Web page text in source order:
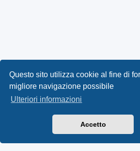
Questo sito utilizza cookie al fine di
migliore navigazione possibile
Ulteriori informazioni
Accetto